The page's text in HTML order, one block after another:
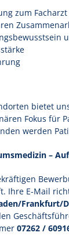
zum
bietet
Fokus für
werden
–
Ihre E-Mail
Frankfurt/
07262 /